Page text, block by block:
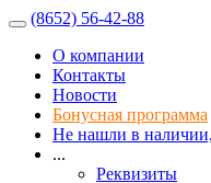
(8652) 56-42-88
О компании
Контакты
Новости
Бонусная программа
Не нашли в
...
Реквизиты